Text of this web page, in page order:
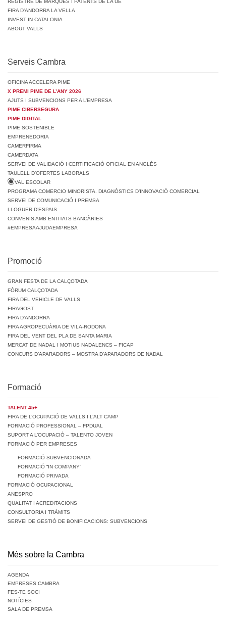
REGISTRE DE MARQUES I PATENTS DE LA UE
FIRA D’ANDORRA LA VELLA
INVEST IN CATALONIA
ABOUT VALLS
Serveis Cambra
OFICINA ACCELERA PIME
X PREMI PIME DE L’ANY 2026
AJUTS I SUBVENCIONS PER A L’EMPRESA
PIME CIBERSEGURA
PIME DIGITAL
PIME SOSTENIBLE
EMPRENEDORIA
CAMERFIRMA
CAMERDATA
SERVEI DE VALIDACIÓ I CERTIFICACIÓ OFICIAL EN ANGLÈS
TAULELL D’OFERTES LABORALS
VAL ESCOLAR
PROGRAMA COMERCIO MINORISTA. DIAGNÒSTICS D’INNOVACIÓ COMERCIAL
SERVEI DE COMUNICACIÓ I PREMSA
LLOGUER D’ESPAIS
CONVENIS AMB ENTITATS BANCÀRIES
#EMPRESAAJUDAEMPRESA
Promoció
GRAN FESTA DE LA CALÇOTADA
FÒRUM CALÇOTADA
FIRA DEL VEHICLE DE VALLS
FIRAGOST
FIRA D’ANDORRA
FIRA AGROPECUÀRIA DE VILA-RODONA
FIRA DEL VENT DEL PLA DE SANTA MARIA
MERCAT DE NADAL I MOTIUS NADALENCS – FICAP
CONCURS D’APARADORS – MOSTRA D’APARADORS DE NADAL
Formació
TALENT 45+
FIRA DE L’OCUPACIÓ DE VALLS I L’ALT CAMP
FORMACIÓ PROFESSIONAL – FPDUAL
SUPORT A L’OCUPACIÓ – TALENTO JOVEN
FORMACIÓ PER EMPRESES
FORMACIÓ SUBVENCIONADA
FORMACIÓ “IN COMPANY”
FORMACIÓ PRIVADA
FORMACIÓ OCUPACIONAL
ANESPRO
QUALITAT I ACREDITACIONS
CONSULTORIA I TRÀMITS
SERVEI DE GESTIÓ DE BONIFICACIONS: SUBVENCIONS
Més sobre la Cambra
AGENDA
EMPRESES CAMBRA
FES-TE SOCI
NOTÍCIES
SALA DE PREMSA